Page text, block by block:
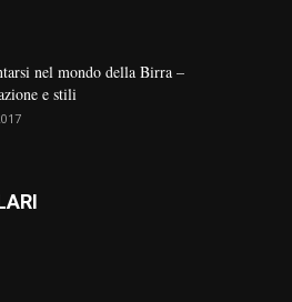
nel mondo della Birra –
e stili